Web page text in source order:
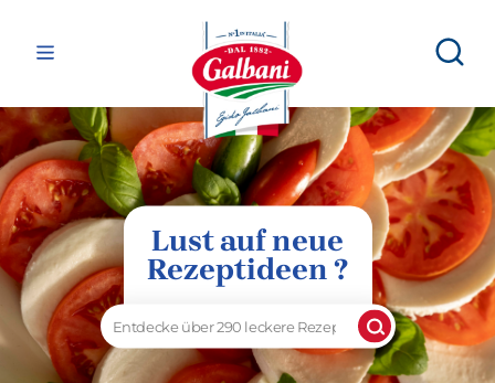
Lust auf neue
Rezeptideen ?